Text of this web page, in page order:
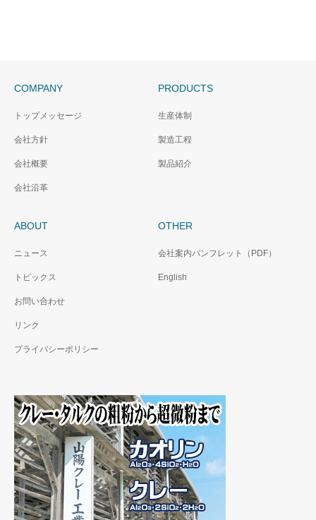
COMPANY
トップメッセージ
会社方針
会社概要
会社沿革
PRODUCTS
生産体制
製造工程
製品紹介
ABOUT
ニュース
トピックス
お問い合わせ
リンク
プライバシーポリシー
OTHER
会社案内パンフレット（PDF）
English